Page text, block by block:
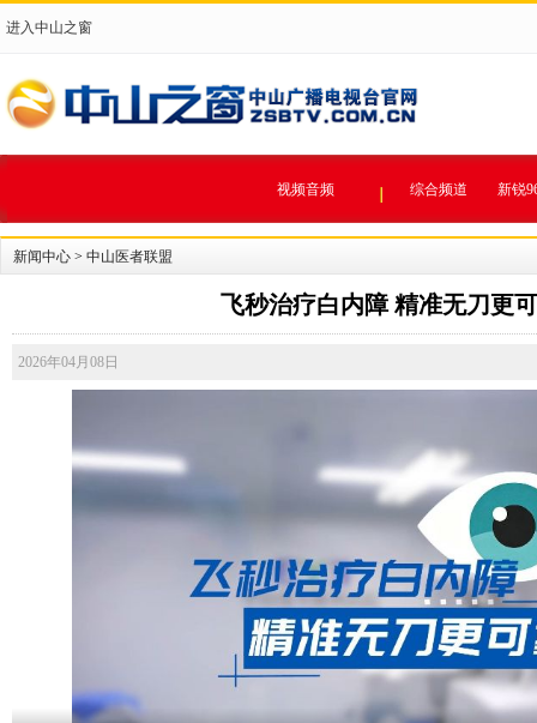
进入中山之窗
视频音频 综合频道 新锐
新闻中心 > 中山医者联盟
飞秒治疗白内障 精准无刀更
2026年04月08日